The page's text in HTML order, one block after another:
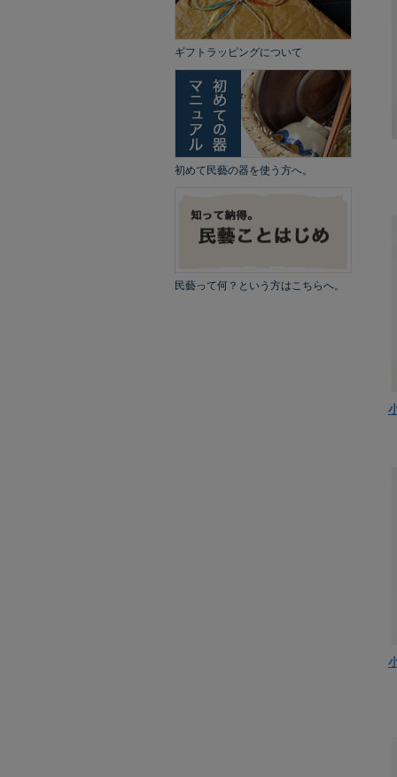
ギフトラッピングについて
初めて民藝の器を使う方へ。
民藝って何？という方はこちらへ。